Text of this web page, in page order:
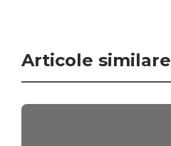
Articole similare